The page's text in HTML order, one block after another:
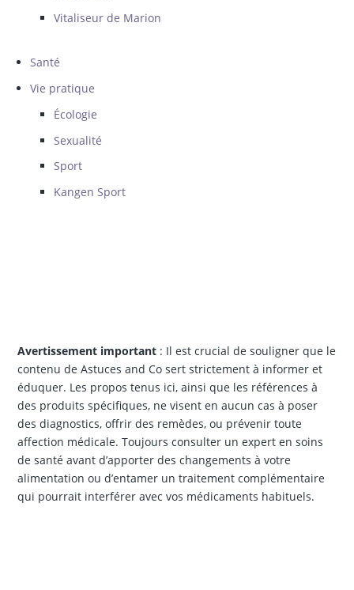
Vitaliseur de Marion
Santé
Vie pratique
Écologie
Sexualité
Sport
Kangen Sport
Avertissement important : Il est crucial de souligner que le
contenu de Astuces and Co sert strictement à informer et
éduquer. Les propos tenus ici, ainsi que les références à
des produits spécifiques, ne visent en aucun cas à poser
des diagnostics, offrir des remèdes, ou prévenir toute
affection médicale. Toujours consulter un expert en soins
de santé avant d’apporter des changements à votre
alimentation ou d’entamer un traitement complémentaire
qui pourrait interférer avec vos médicaments habituels.